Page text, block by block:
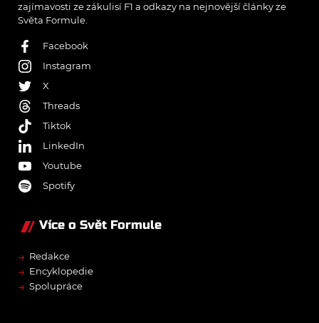
zajímavosti ze zákulisí F1 a odkazy na nejnovější články ze
Světa Formule.
Facebook
Instagram
X
Threads
Tiktok
LinkedIn
Youtube
Spotify
Více o Svět Formule
→ Redakce
→ Encyklopedie
→ Spolupráce